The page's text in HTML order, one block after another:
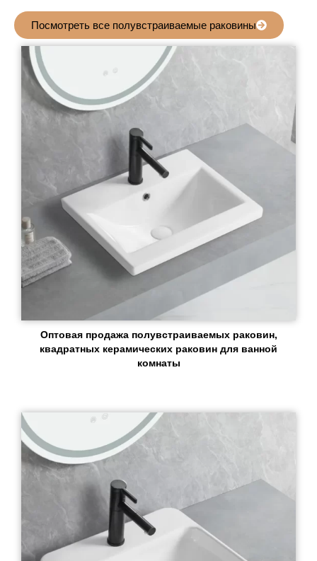
Посмотреть все полувстраиваемые раковины
Оптовая продажа полувстраиваемых раковин,
квадратных керамических раковин для ванной
комнаты